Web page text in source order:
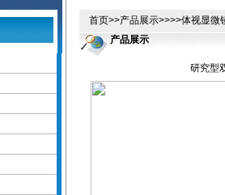
首页>>产品展示>>>>体视显微
产品展示
研究型